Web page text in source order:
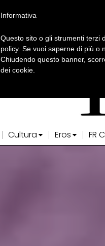
Cultura Eros FR
Informativa
Questo sito o gli strumenti terzi
policy. Se vuoi saperne di più o
Chiudendo questo banner,
dei cookie.